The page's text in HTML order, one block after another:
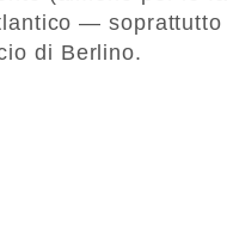
— soprattutto
di Berlino.